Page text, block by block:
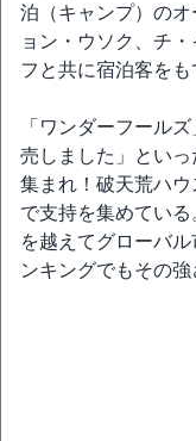
泊（キャンプ）の
ョン・ウソク、チ
フと共に宿泊客をも
「ワンダーフール
売しました」とい
集まれ！破天荒ハ
で支持を集めてい
を越えてグローバ
ンキングでもその強